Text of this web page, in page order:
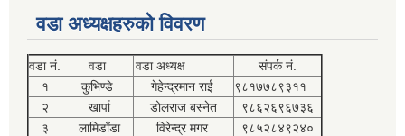
वडा अध्यक्षहरुको विवरण
वडा नं. वडा वडा अध्यक्ष
संपर्क नं.
१
कुभिण्डे गेहेन्द्रमान राई
९८१७७८९३११
२
खार्पा डोलराज बस्नेत
९८६२६९६७३६
३
लामिडाँडा विरेन्द्र मगर
९८५२८४९२४०